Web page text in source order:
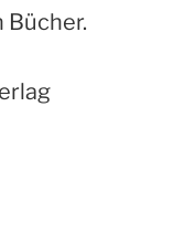
Bücher.